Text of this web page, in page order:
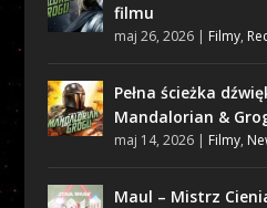
filmu
maj 26, 2026| Filmy,
Pełna ścieżka
Mandalorian &
maj 14, 2026| Filmy,
Maul – Mistrz